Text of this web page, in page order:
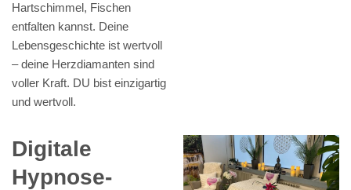
Hartschimmel, Fischen
entfalten kannst. Deine
Lebensgeschichte ist wertvoll
– deine Herzdiamanten sind
voller Kraft. DU bist einzigartig
und wertvoll.
Digitale
Hypnose-